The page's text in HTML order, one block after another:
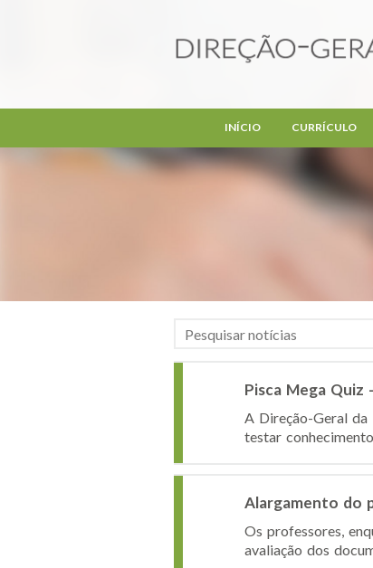
INÍCIO CURRÍCULO
Pisca Mega Quiz
A Direção-Geral da
testar
Alargamento do
Os professores,
avaliação dos